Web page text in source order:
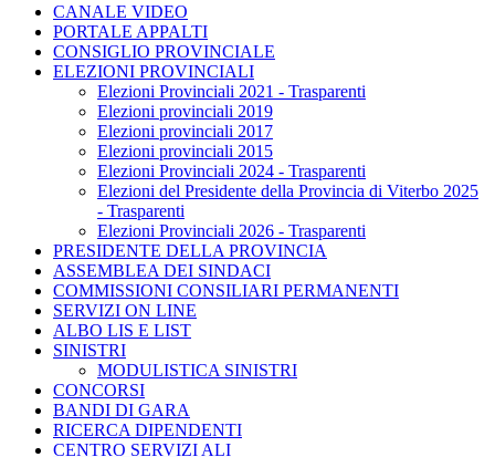
CANALE VIDEO
PORTALE APPALTI
CONSIGLIO PROVINCIALE
ELEZIONI PROVINCIALI
Elezioni Provinciali 2021 - Trasparenti
Elezioni provinciali 2019
Elezioni provinciali 2017
Elezioni provinciali 2015
Elezioni Provinciali 2024 - Trasparenti
Elezioni del Presidente della Provincia di Viterbo 2025
- Trasparenti
Elezioni Provinciali 2026 - Trasparenti
PRESIDENTE DELLA PROVINCIA
ASSEMBLEA DEI SINDACI
COMMISSIONI CONSILIARI PERMANENTI
SERVIZI ON LINE
ALBO LIS E LIST
SINISTRI
MODULISTICA SINISTRI
CONCORSI
BANDI DI GARA
RICERCA DIPENDENTI
CENTRO SERVIZI ALI